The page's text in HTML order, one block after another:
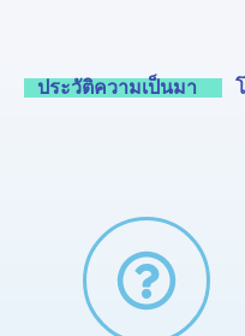
ประวัติความเป็นมา